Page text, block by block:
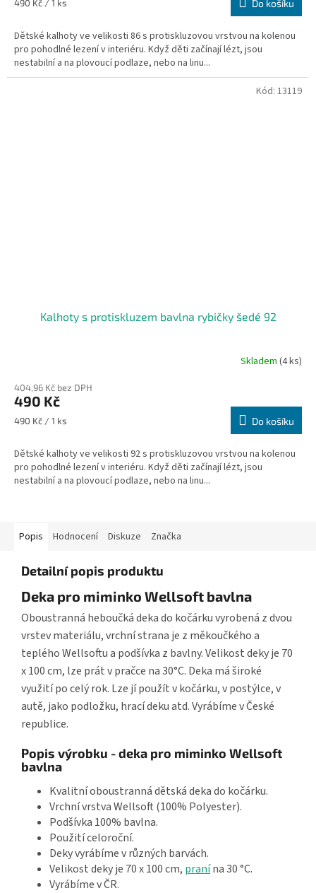
Měrná
490 Kč / 1 ks Do košíku
Dětské kalhoty ve velikosti 86 s protiskluzovou vrstvou na kolenou
pro pohodlné lezení v interiéru. Když děti začínají lézt, jsou
nestabilní a na plovoucí podlaze, nebo na linu...
Kalhoty s protiskluzem bavlna rybičky šedé 92
Skladem (4 ks)
404,96 Kč bez DPH
490 Kč
Měrná
490 Kč / 1 ks Do košíku
Dětské kalhoty ve velikosti 92 s protiskluzovou vrstvou na kolenou
pro pohodlné lezení v interiéru. Když děti začínají lézt, jsou
nestabilní a na plovoucí podlaze, nebo na linu...
Kód: 13119
Popis Hodnocení Diskuze Značka
Detailní popis produktu
Deka pro miminko Wellsoft bavlna
Oboustranná heboučká deka do kočárku vyrobená z dvou
vrstev materiálu, vrchní strana je z měkoučkého a
teplého Wellsoftu a podšívka z bavlny. Velikost deky je 70
x 100 cm, lze prát v pračce na 30°C. Deka má široké
využití po celý rok. Lze jí použít v kočárku, v postýlce, v
autě, jako podložku, hrací deku atd. Vyrábíme v České
republice.
Popis výrobku - deka pro miminko Wellsoft
bavlna
Kvalitní oboustranná dětská deka do kočárku.
Vrchní vrstva Wellsoft (100% Polyester).
Podšívka 100% bavlna.
Použití celoroční.
Deky vyrábíme v různých barvách.
Velikost deky je 70 x 100 cm, pranína 30 °C.
Vyrábíme v ČR.